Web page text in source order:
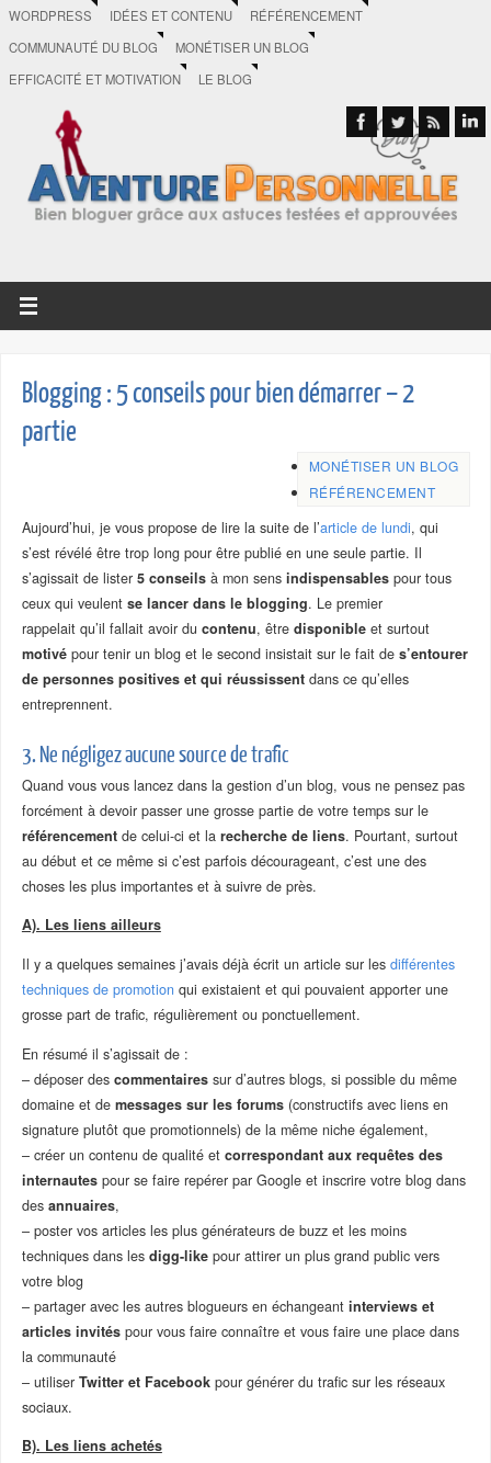
WORDPRESS IDÉES ET CONTENU
RÉFÉRENCEMENT
COMMUNAUTÉ DU BLOG
MONÉTISER UN BLOG
EFFICACITÉ ET MOTIVATION
LE BLOG
Blogging : 5 conseils pour bien démarrer – 2
partie
MONÉTISER UN BLOG
RÉFÉRENCEMENT
Aujourd’hui, je vous propose de lire la suite de l’article de lundi, qui
s’est révélé être trop long pour être publié en une seule partie. Il
s’agissait de lister 5 conseilsà mon sens indispensablespour tous
ceux qui veulent se lancer dans le blogging. Le premier
rappelait qu’il fallait avoir du contenu, être disponibleet surtout
motivépour tenir un blog et le second insistait sur le fait de s’entourer
de personnes positives et qui réussissentdans ce qu’elles
entreprennent.
3. Ne négligez aucune source de trafic
Quand vous vous lancez dans la gestion d’un blog, vous ne pensez pas
forcément à devoir passer une grosse partie de votre temps sur le
référencementde celui-ci et la recherche de liens. Pourtant, surtout
au début et ce même si c’est parfois décourageant, c’est une des
choses les plus importantes et à suivre de près.
A). Les liens ailleurs
Il y a quelques semaines j’avais déjà écrit un article sur les différentes
techniques de promotionqui existaient et qui pouvaient apporter une
grosse part de trafic, régulièrement ou ponctuellement.
En résumé il s’agissait de :
– déposer des commentairessur d’autres blogs, si possible du même
domaine et de messages sur les forums(constructifs avec liens en
signature plutôt que promotionnels) de la même niche également,
– créer un contenu de qualité et correspondant aux requêtes des
internautespour se faire repérer par Google et inscrire votre blog dans
des annuaires,
– poster vos articles les plus générateurs de buzz et les moins
techniques dans les digg-likepour attirer un plus grand public vers
votre blog
– partager avec les autres blogueurs en échangeant interviews et
articles invitéspour vous faire connaître et vous faire une place dans
la communauté
– utiliser Twitter et Facebookpour générer du trafic sur les réseaux
sociaux.
B). Les liens achetés